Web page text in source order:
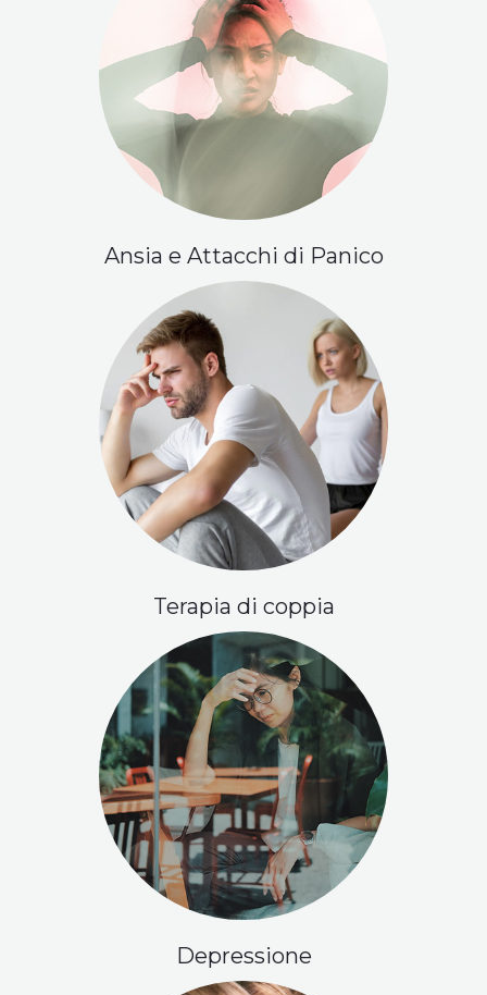
Ansia e Attacchi di Panico
Terapia di coppia
Depressione